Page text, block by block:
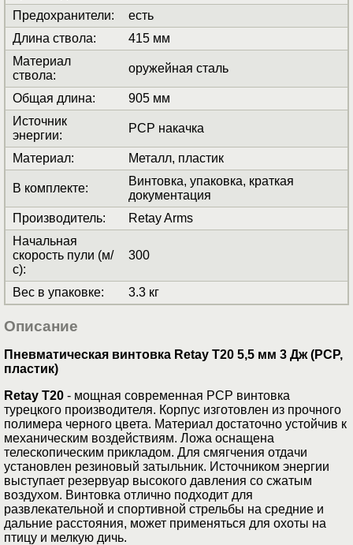
Предохранители:
есть
Длина ствола:
415 мм
Материал
ствола:
оружейная сталь
Общая длина:
905 мм
Источник
энергии:
PCP накачка
Материал: Металл, пластик
В комплекте:
Винтовка, упаковка, краткая
документация
Производитель:
Retay Arms
Начальная
скорость пули (м/
с):
300
Вес в упаковке: 3.3 кг
Описание
Пневматическая винтовка Retay T20 5,5 мм 3 Дж (РСР,
пластик)
Retay T20 - мощная современная РСР винтовка
турецкого производителя. Корпус изготовлен из прочного
полимера черного цвета. Материал достаточно устойчив к
механическим воздействиям. Ложа оснащена
телескопическим прикладом. Для смягчения отдачи
установлен резиновый затыльник. Источником энергии
выступает резервуар высокого давления со сжатым
воздухом. Винтовка отлично подходит для
развлекательной и спортивной стрельбы на средние и
дальние расстояния, может применяться для охоты на
птицу и мелкую дичь.